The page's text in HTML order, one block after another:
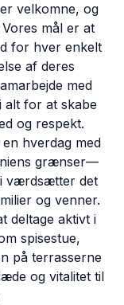
velkomne, og
mål er at
for hver enkelt
af deres
med
alt for at skabe
og respekt.
hverdag med
grænser—
værdsætter det
og venner.
deltage aktivt i
spisestue,
på terrasserne
og vitalitet til